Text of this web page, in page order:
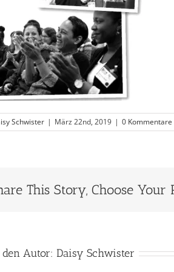
Schwister | März 22nd, 2019 | 0 Kommentare
This Story, Choose Your
Autor: Daisy Schwister